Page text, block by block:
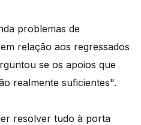
problemas de
relação aos regressados
se os apoios que
realmente suficientes".
resolver tudo à porta